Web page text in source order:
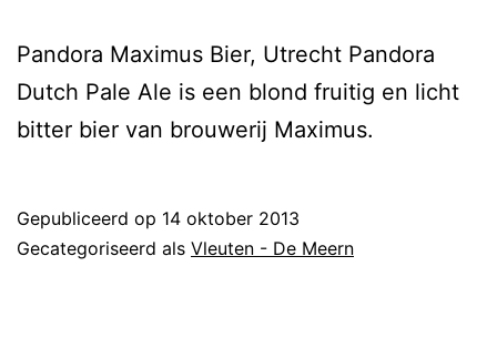
Pandora Maximus Bier, Utrecht Pandora
Dutch Pale Ale is een blond fruitig en licht
bitter bier van brouwerij Maximus.
Gepubliceerd op 14 oktober 2013
Gecategoriseerd als Vleuten - De Meern